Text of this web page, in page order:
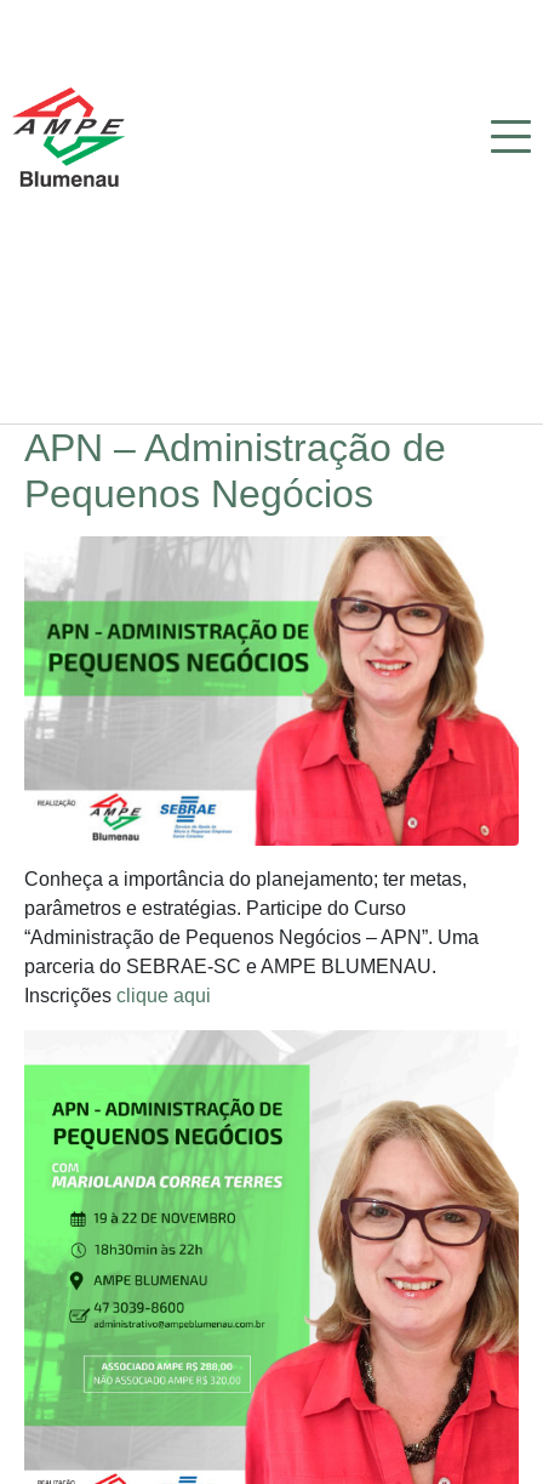
APN – Administração de
Pequenos Negócios
Conheça a importância do planejamento; ter metas,
parâmetros e estratégias. Participe do Curso
“Administração de Pequenos Negócios – APN”. Uma
parceria do SEBRAE-SC e AMPE BLUMENAU.
Inscrições clique aqui